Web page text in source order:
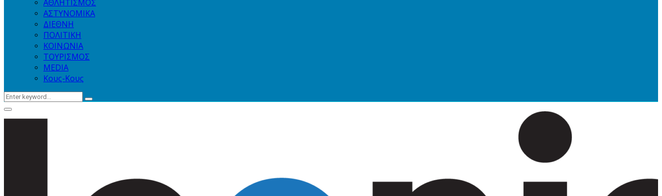
ΑΘΛΗΤΙΣΜΟΣ
ΑΣΤΥΝΟΜΙΚΑ
ΔΙΕΘΝΗ
ΠΟΛΙΤΙΚΗ
ΚΟΙΝΩΝΙΑ
ΤΟΥΡΙΣΜΟΣ
MEDIA
Κους-Κους
Search
Search
Primary
Menu